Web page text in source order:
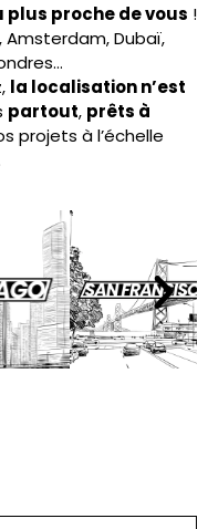
plus proche de vous !
Amsterdam, Dubaï,
la localisation n’est
partout, prêts à
projets à l’échelle